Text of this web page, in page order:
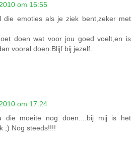
om 16:55
emoties als je ziek bent,zeker met
doen wat voor jou goed voelt,en is
vooral doen.Blijf bij jezelf.
om 17:24
die moeite nog doen....bij mij is het
;) Nog steeds!!!!